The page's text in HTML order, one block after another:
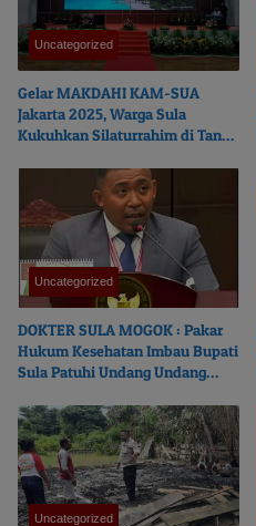
Uncategorized
Gelar MAKDAHI KAM-SUA
Jakarta 2025, Warga Sula
Kukuhkan Silaturrahim di Tanah
Uncategorized
DOKTER SULA MOGOK : Pakar
Hukum Kesehatan Imbau Bupati
Sula Patuhi Undang Undang
Uncategorized